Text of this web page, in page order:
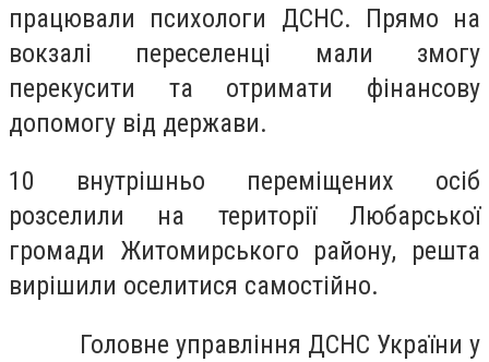
працювали психологи ДСНС. Прямо на
вокзалі переселенці мали змогу
перекусити та отримати фінансову
допомогу від держави.
10 внутрішньо переміщених осіб
розселили на території Любарської
громади Житомирського району, решта
вирішили оселитися самостійно.
Головне управління ДСНС України у